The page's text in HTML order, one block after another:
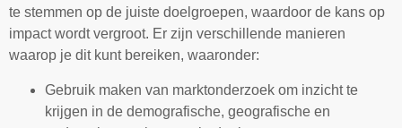
te stemmen op de juiste doelgroepen, waardoor de kans op
impact wordt vergroot. Er zijn verschillende manieren
waarop je dit kunt bereiken, waaronder:
Gebruik maken van marktonderzoek om inzicht te
krijgen in de demografische, geografische en